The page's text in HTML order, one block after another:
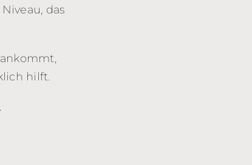
das
hilft.